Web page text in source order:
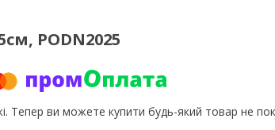
PODN2025
Тепер ви можете купити будь-який товар не